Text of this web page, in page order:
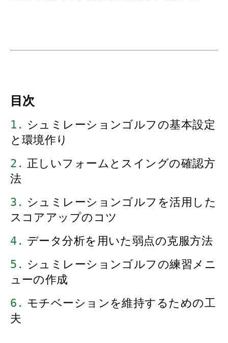
目次
1. シュミレーションゴルフの基本設定
と環境作り
2. 正しいフォームとスイングの確認方
法
3. シュミレーションゴルフを活用した
スコアアップのコツ
4. データ分析を用いた弱点の克服方法
5. シュミレーションゴルフの練習メニ
ューの作成
6. モチベーションを維持するための工
夫